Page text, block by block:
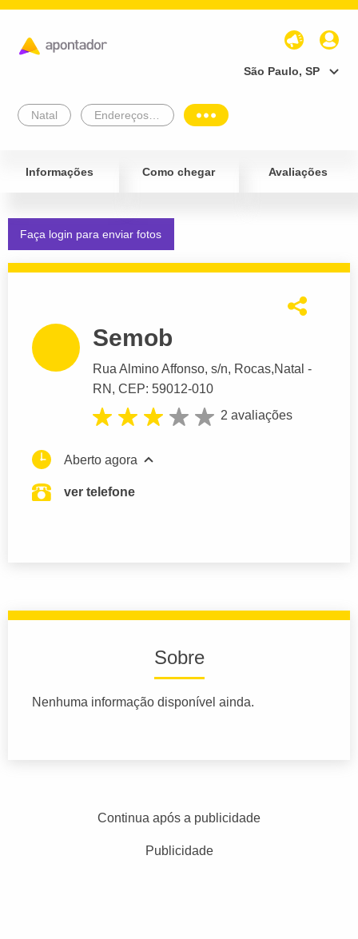
São Paulo, SP
Natal
Informações Como chegar Avaliações
Faça login para enviar fotos
Semob
Rua Almino Affonso, s/n, Rocas,Natal -
RN, CEP: 59012-010
2 avaliações
Aberto agora
ver telefone
Sobre
Nenhuma informação disponível ainda.
Continua após a publicidade
Publicidade